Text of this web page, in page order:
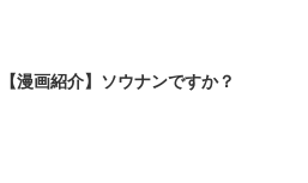
【漫画紹介】ソウナンですか？